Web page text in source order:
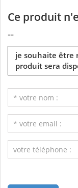
Ce produit
--
je souhaite être
produit sera